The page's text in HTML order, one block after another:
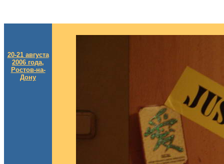
20-21 августа
2006 года,
Ростов-на-
Дону